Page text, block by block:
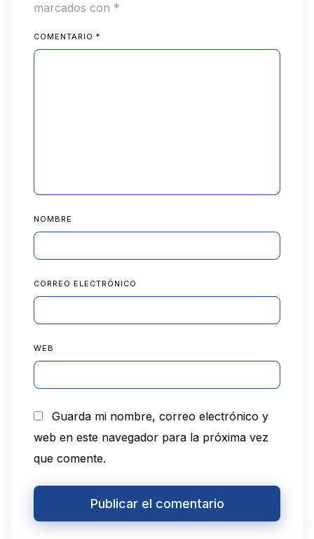
marcados con *
COMENTARIO *
NOMBRE
CORREO ELECTRÓNICO
WEB
Guarda mi nombre, correo electrónico y
web en este navegador para la próxima vez
que comente.